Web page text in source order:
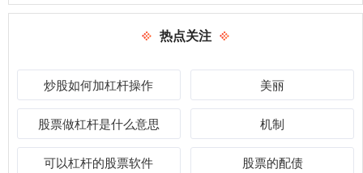
热点关注
炒股如何加杠杆操作 美丽
股票做杠杆是什么意思 机制
可以杠杆的股票软件 股票的配债